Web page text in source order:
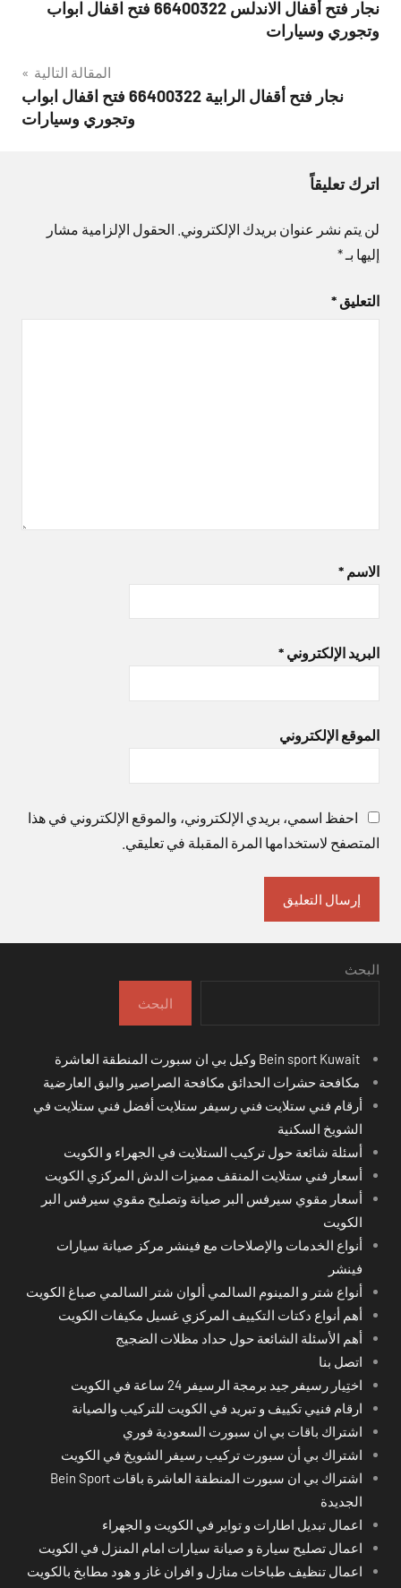
المقالات
نجار فتح أقفال الاندلس 66400322 فتح اقفال ابواب
وتجوري وسيارات
المقالة التالية
نجار فتح أقفال الرابية 66400322 فتح اقفال ابواب
وتجوري وسيارات
اترك تعليقاً
لن يتم نشر عنوان بريدك الإلكتروني. الحقول الإلزامية مشار
إليها بـ*
التعليق *
الاسم *
البريد الإلكتروني *
الموقع الإلكتروني
احفظ اسمي، بريدي الإلكتروني، والموقع الإلكتروني في هذا
المتصفح لاستخدامها المرة المقبلة في تعليقي.
البحث
البحث
مكافحة حشرات الحدائق مكافحة الصراصير والبق العارضية
أرقام فني ستلايت فني رسيفر ستلايت أفضل فني ستلايت في
الشويخ السكنية
أسئلة شائعة حول تركيب الستلايت في الجهراء و الكويت
أسعار فني ستلايت المنقف مميزات الدش المركزي الكويت
أسعار مقوي سيرفس البر صيانة وتصليح مقوي سيرفس البر
الكويت
أنواع الخدمات والإصلاحات مع فينشر مركز صيانة سيارات
فينشر
أنواع شتر و المينوم السالمي ألوان شتر السالمي صباغ الكويت
أهم أنواع دكتات التكييف المركزي غسيل مكيفات الكويت
أهم الأسئلة الشائعة حول حداد مظلات الضجيج
اتصل بنا
اختِيار رسيفر جيد برمجة الرسيفر 24 ساعة في الكويت
ارقام فنيي تكييف و تبريد في الكويت للتركيب والصيانة
اشتراك باقات بي ان سبورت السعودية فوري
اشتراك بي أن سبورت تركيب رسيفر الشويخ في الكويت
اشتراك بي ان سبورت المنطقة العاشرة باقات Bein Sport
الجديدة
اعمال تبديل اطارات و تواير في الكويت و الجهراء
اعمال تصليح سيارة و صيانة سيارات امام المنزل في الكويت
اعمال تنظيف طباخات منازل و افران غاز و هود مطابخ بالكويت